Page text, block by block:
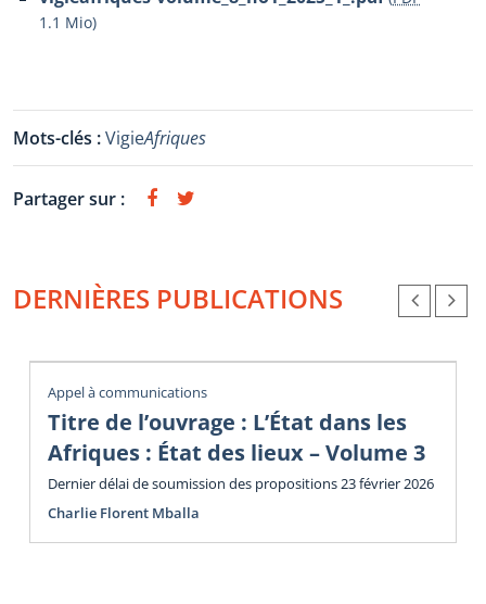
1.1 Mio)
Mots-clés :VigieAfriques
Partager sur :
DERNIÈRES PUBLICATIONS
Appel à communications
Titre de l’ouvrage : L’État dans les
Afriques : État des lieux – Volume 3
Dernier délai de soumission des propositions 23 février 2026
Charlie Florent Mballa